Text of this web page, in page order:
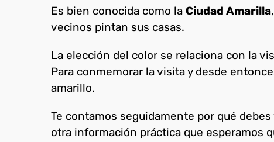
Es bien conocida como la Ciudad Amarilla
vecinos pintan sus casas.
La elección del color se relaciona con la
Para conmemorar la visita y desde
amarillo.
Te contamos seguidamente por qué debes
otra información práctica que esperamos